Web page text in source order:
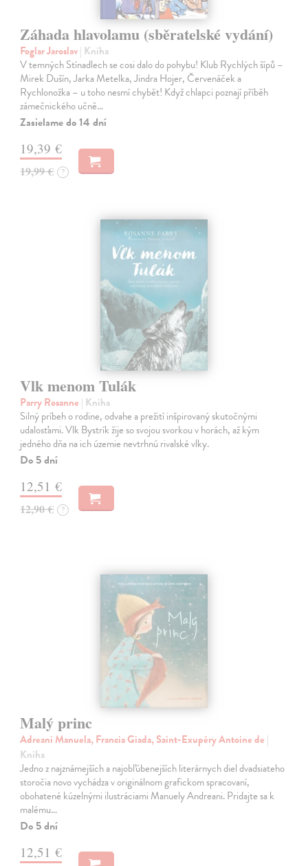
Záhada hlavolamu (sběratelské vydání)
Foglar Jaroslav| Kniha
V temných Stínadlech se cosi dalo do pohybu! Klub Rychlých šípů –
Mirek Dušín, Jarka Metelka, Jindra Hojer, Červenáček a
Rychlonožka – u toho nesmí chybět! Když chlapci poznají příběh
zámečnického učně…
Zasielame do 14 dní
19,39 €
19,99 € ?
Vlk menom Tulák
Parry Rosanne | Kniha
Silný príbeh o rodine, odvahe a prežití inšpirovaný skutočnými
udalosťami. Vlk Bystrík žije so svojou svorkou v horách, až kým
jedného dňa na ich územie nevtrhnú rivalské vlky.
Do 5 dní
12,51 €
12,90 € ?
Malý princ
Adreani Manuela, Francia Giada, Saint-Exupéry Antoine de |
Kniha
Jedno z najznámejších a najobľúbenejších literárnych diel dvadsiateho
storočia novo vychádza v originálnom grafickom spracovaní,
obohatené kúzelnými ilustráciami Manuely Andreani. Pridajte sa k
malému…
Do 5 dní
12,51 €